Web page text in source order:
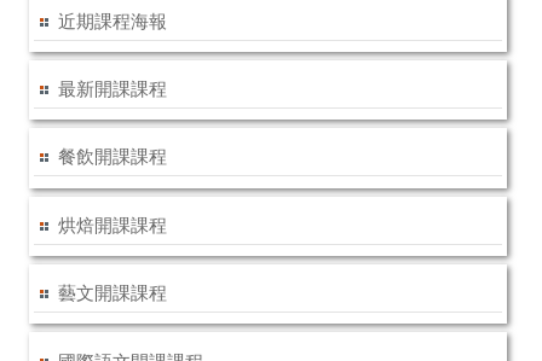
近期課程海報
最新開課課程
餐飲開課課程
烘焙開課課程
藝文開課課程